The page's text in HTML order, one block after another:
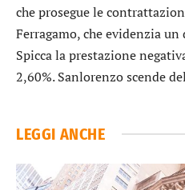
che prosegue le
Ferragamo, che evidenzia un
Spicca la prestazione
2,60%.Sanlorenzoscende
LEGGI ANCHE